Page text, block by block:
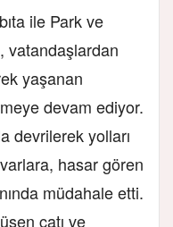
ile Park ve
vatandaşlardan
yaşanan
devam ediyor.
devrilerek yolları
hasar gören
müdahale etti.
çatı ve